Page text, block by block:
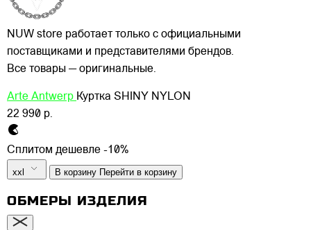
NUW store работает только с официальными
поставщиками и представителями брендов.
Все товары — оригинальные.
Arte Antwerp Куртка SHINY NYLON
22 990 р.
Сплитом дешевле -10%
xxl В корзину Перейти в корзину
ОБМЕРЫ ИЗДЕЛИЯ